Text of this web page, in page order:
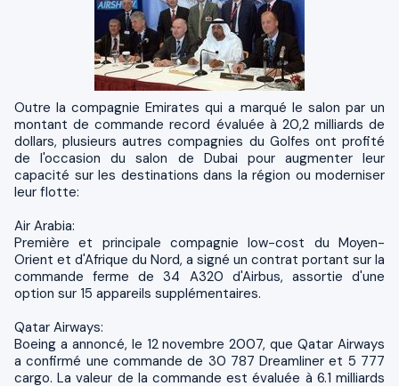
Outre la compagnie Emirates qui a marqué le salon par un
montant de commande record évaluée à 20,2 milliards de
dollars, plusieurs autres compagnies du Golfes ont profité
de l'occasion du salon de Dubai pour augmenter leur
capacité sur les destinations dans la région ou moderniser
leur flotte:
Air Arabia:
Première et principale compagnie low-cost du Moyen-
Orient et d'Afrique du Nord, a signé un contrat portant sur la
commande ferme de 34 A320 d'Airbus, assortie d'une
option sur 15 appareils supplémentaires.
Qatar Airways:
Boeing a annoncé, le 12 novembre 2007, que Qatar Airways
a confirmé une commande de 30 787 Dreamliner et 5 777
cargo. La valeur de la commande est évaluée à 6.1 milliards